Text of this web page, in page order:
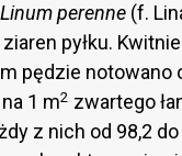
Linum perenne (f.
pyłku.
pędzie
1 m2 zwartego
z nich od 98,2